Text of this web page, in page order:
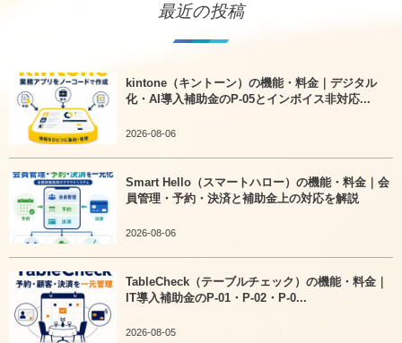
最近の投稿
kintone（キントーン）の機能・料金｜デジタル
化・AI導入補助金のP-05とインボイス非対応...
2026-08-06
Smart Hello（スマートハロー）の機能・料金｜会
員管理・予約・決済と補助金上の対応を解説
2026-08-06
TableCheck（テーブルチェック）の機能・料金｜
IT導入補助金のP-01・P-02・P-0...
2026-08-05